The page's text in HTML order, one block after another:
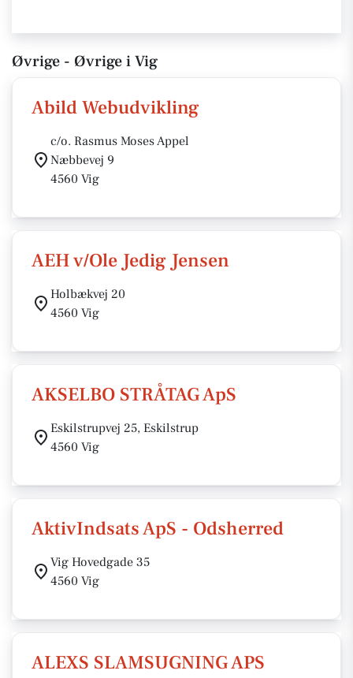
Øvrige - Øvrige i Vig
Abild Webudvikling
c/o. Rasmus Moses Appel
Næbbevej 9
4560 Vig
AEH v/Ole Jedig Jensen
Holbækvej 20
4560 Vig
AKSELBO STRÅTAG ApS
Eskilstrupvej 25, Eskilstrup
4560 Vig
AktivIndsats ApS - Odsherred
Vig Hovedgade 35
4560 Vig
ALEXS SLAMSUGNING APS